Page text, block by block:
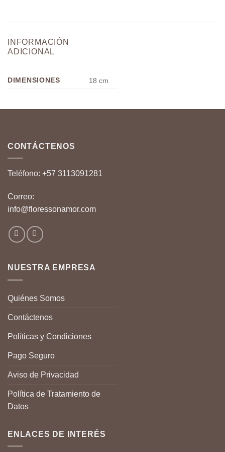
INFORMACIÓN
ADICIONAL
DIMENSIONES 18 cm
CONTÁCTENOS
Teléfono: +57 3113091281
Correo:
info@floressonamor.com
NUESTRA EMPRESA
Quiénes Somos
Contáctenos
Políticas y Condiciones
Pago Seguro
Aviso de Privacidad
Política de Tratamiento de
Datos
ENLACES DE INTERÉS